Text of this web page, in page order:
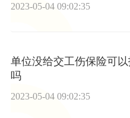
2023-05-04 09:02:35
单位没给交工伤保险可
吗
2023-05-04 09:02:35